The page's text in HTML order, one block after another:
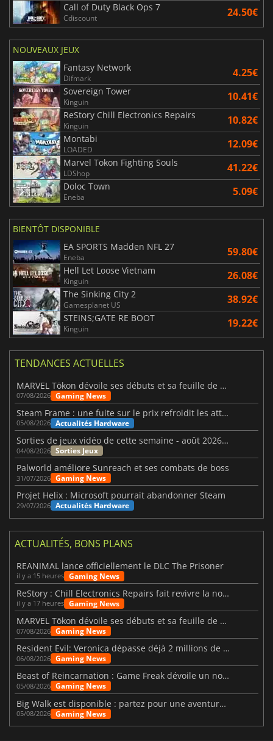
Call of Duty Black Ops 7
Cdiscount 24.50€
NOUVEAUX JEUX
Fantasy Network
Difmark 4.25€
Sovereign Tower
Kinguin 10.41€
ReStory Chill Electronics Repairs
Kinguin 10.82€
Montabi
LOADED 12.09€
Marvel Tokon Fighting Souls
LDShop 41.22€
Doloc Town
Eneba 5.09€
BIENTÔT DISPONIBLE
EA SPORTS Madden NFL 27
Eneba 59.80€
Hell Let Loose Vietnam
Kinguin 26.08€
The Sinking City 2
Gamesplanet US 38.92€
STEINS;GATE RE BOOT
Kinguin 19.22€
TENDANCES ACTUELLES
MARVEL Tōkon dévoile ses débuts et sa feuille de route
07/08/2026 Gaming News
Steam Frame : une fuite sur le prix refroidit les attentes VR
05/08/2026 Actualités Hardware
Sorties de jeux vidéo de cette semaine - août 2026 (semaine 32)
04/08/2026 Sorties Jeux
Palworld améliore Sunreach et ses combats de boss
31/07/2026 Gaming News
Projet Helix : Microsoft pourrait abandonner Steam
29/07/2026 Actualités Hardware
ACTUALITÉS, BONS PLANS
REANIMAL lance officiellement le DLC The Prisoner
il y a 15 heures Gaming News
ReStory : Chill Electronics Repairs fait revivre la nostalgie des années 2000
il y a 17 heures Gaming News
MARVEL Tōkon dévoile ses débuts et sa feuille de route
07/08/2026 Gaming News
Resident Evil: Veronica dépasse déjà 2 millions de wishlists
06/08/2026 Gaming News
Beast of Reincarnation : Game Freak dévoile un nouveau pari
05/08/2026 Gaming News
Big Walk est disponible : partez pour une aventure entre amis
05/08/2026 Gaming News